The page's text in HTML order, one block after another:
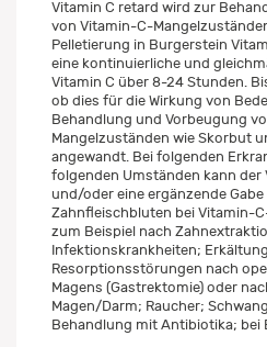
Vitamin C retard wird zur
von Vitamin-C-
Pelletierung in Burgerstein
eine kontinuierliche und
Vitamin C über 8-24 Stunden.
ob dies für die Wirkung von
Behandlung und Vorbeugung
Mangelzuständen wie Skorbut
angewandt. Bei folgenden
folgenden Umständen kann
und/oder eine ergänzende
Zahnfleischbluten bei Vitamin-
zum Beispiel nach
Infektionskrankheiten;
Resorptionsstörungen nach
Magens (Gastrektomie) oder
Magen/Darm; Raucher;
Behandlung mit Antibiotika; bei